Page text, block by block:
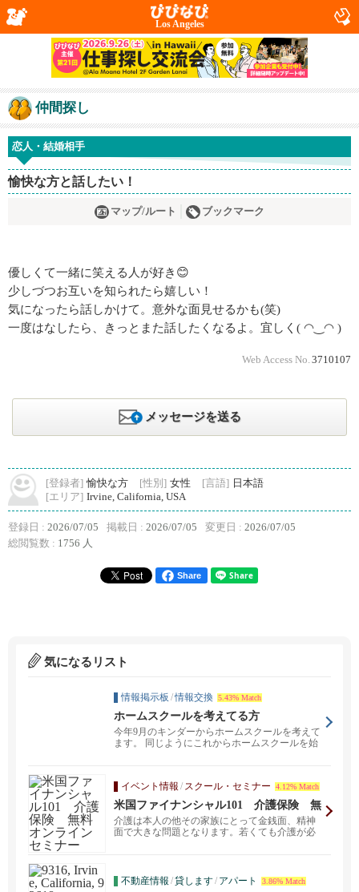
Los Angeles
仲間探し
恋人・結婚相手
愉快な方と話したい！
マップ/ルート ブックマーク
優しくて一緒に笑える人が好き😊
少しづつお互いを知られたら嬉しい！
気になったら話しかけて。意外な面見せるかも(笑)
一度はなしたら、きっとまた話したくなるよ。宜しく( ◠‿◠ )
Web Access No. 3710107
メッセージを送る
[登録者] 愉快な方 [性別] 女性 [言語] 日本語
[エリア] Irvine, California, USA
登録日 : 2026/07/05 掲載日 : 2026/07/05 変更日 : 2026/07/05
総閲覧数 : 1756 人
Share
気になるリスト
情報掲示板 /情報交換 5.43% Match
ホームスクールを考えてる方
今年9月のキンダーからホームスクールを考えて
ます。 同じようにこれからホームスクールを始
イベント情報 / スクール・セミナー 4.12% Match
米国ファイナンシャル101 介護保険 無
料オンラインセミナー
介護は本人の他その家族にとって金銭面、精神
面で大きな問題となります。若くても介護が必
不動産情報 /貸します/ アパート 3.86% Match